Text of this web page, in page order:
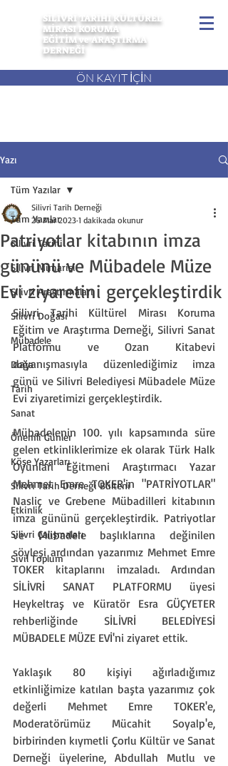
SİLİVRİ TARİHİ KÜLTÜREL
MİRASI KORUMA
EĞİTİM ve ARAŞTIRMA
DERNEĞİ
ÖN KAYIT İÇİN
Yazı
Tüm Yazılar
Silivri Tarihi
Silivri Mimarisi
Silivri Araştırmaları
Silivri Doğası
Mübadele
Doğa
Tarih
Sanat
Önemli Günler
Köşe Yazarları
Silivri Tarih Derneği Bülteni
Etkinlik
Silivri Çalışmaları
Sivil Toplum
Tüm Yazılar
Patriyotlar kitabının imza
gününü ve Mübadele Müze
Evi ziyaretini gerçekleştirdik
Silivri Tarih Derneği
26 Mar 2023 1 dakikada okunur
Silivri Tarihi Kültürel Mirası Koruma
Eğitim ve Araştırma Derneği, Silivri Sanat
Platformu ve Ozan Kitabevi
dayanışmasıyla düzenlediğimiz imza
günü ve Silivri Belediyesi Mübadele Müze
Evi ziyaretimizi gerçekleştirdik.
Mübadelenin 100. yılı kapsamında süre
gelen etkinliklerimize ek olarak Türk Halk
Oyunları Eğitmeni Araştırmacı Yazar
Mehmet Emre TOKER'in "PATRİYOTLAR"
Nasliç ve Grebene Mübadilleri kitabının
imza gününü gerçekleştirdik. Patriyotlar
ve Mübadele başlıklarına değinilen
söyleşi ardından yazarımız Mehmet Emre
TOKER kitaplarını imzaladı. Ardından
SİLİVRİ SANAT PLATFORMU üyesi
Heykeltraş ve Küratör Esra GÜÇYETER
rehberliğinde SİLİVRİ BELEDİYESİ
MÜBADELE MÜZE EVİ'ni ziyaret ettik.
Yaklaşık 80 kişiyi ağırladığımız
etkinliğimize katılan başta yazarımız çok
değerli Mehmet Emre TOKER'e,
Moderatörümüz Mücahit Soyalp'e,
birbirinden kıymetli Çorlu Kültür ve Sanat
Derneği üyelerine, Abdullah Mutlu ve